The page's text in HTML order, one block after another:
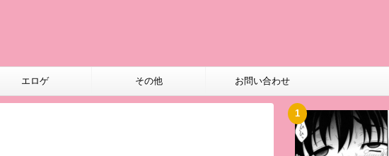
エロゲ その他 お問い合わせ